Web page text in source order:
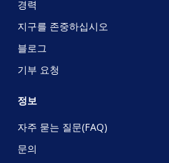
경력
지구를 존중하십시오
블로그
기부 요청
정보
자주 묻는 질문(FAQ)
문의